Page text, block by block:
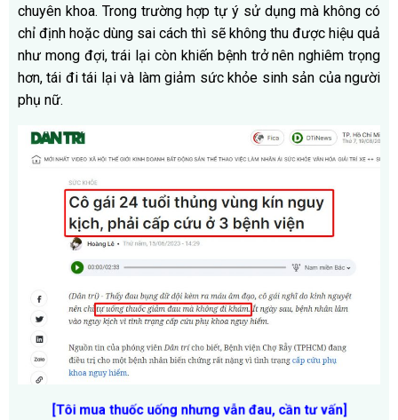
chuyên khoa. Trong trường hợp tự ý sử dụng mà không có
chỉ định hoặc dùng sai cách thì sẽ không thu được hiệu quả
như mong đợi, trái lại còn khiến bệnh trở nên nghiêm trọng
hơn, tái đi tái lại và làm giảm sức khỏe sinh sản của người
phụ nữ.
[Tôi mua thuốc uống nhưng vẫn đau, cần tư vấn]